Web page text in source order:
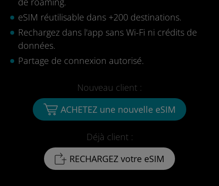
eSIM réutilisable dans +200 destinations.
Rechargez dans l'app sans Wi-Fi ni crédits de
données.
Partage de connexion autorisé.
Déjà client :
RECHARGEZ votre eSIM
Nouveau client :
ACHETEZ une nouvelle eSIM